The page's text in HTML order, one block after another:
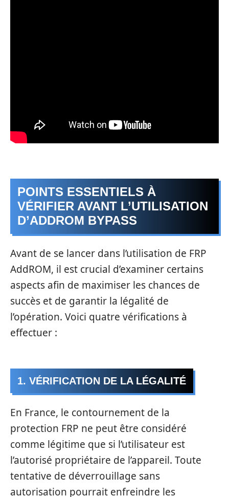
POINTS ESSENTIELS À
VÉRIFIER AVANT L’UTILISATION
D’ADDROM BYPASS
Avant de se lancer dans l’utilisation de FRP
AddROM, il est crucial d’examiner certains
aspects afin de maximiser les chances de
succès et de garantir la légalité de
l’opération. Voici quatre vérifications à
effectuer :
1. VÉRIFICATION DE LA LÉGALITÉ
En France, le contournement de la
protection FRP ne peut être considéré
comme légitime que si l’utilisateur est
l’autorisé propriétaire de l’appareil. Toute
tentative de déverrouillage sans
autorisation pourrait enfreindre les